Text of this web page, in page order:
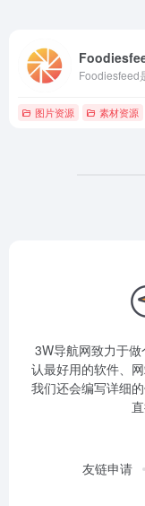
图片资源 素材资源
3W导航网致力于
认最好用的软件、
我们还会编写详细
友链申请